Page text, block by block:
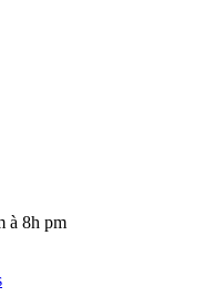
à 8h pm